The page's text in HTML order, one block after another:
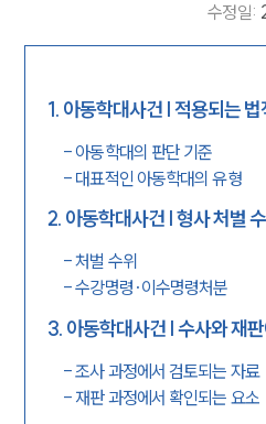
수정일:
1. 아동학대사건 | 적용되는
- 아동학대의 판단 기준
- 대표적인 아동학대의 유형
2. 아동학대사건 | 형사 처벌
-처벌 수위
-수강명령·이수명령처분
3. 아동학대사건 | 수사와 재
-조사 과정에서 검토되는 자료
- 재판 과정에서 확인되는 요소